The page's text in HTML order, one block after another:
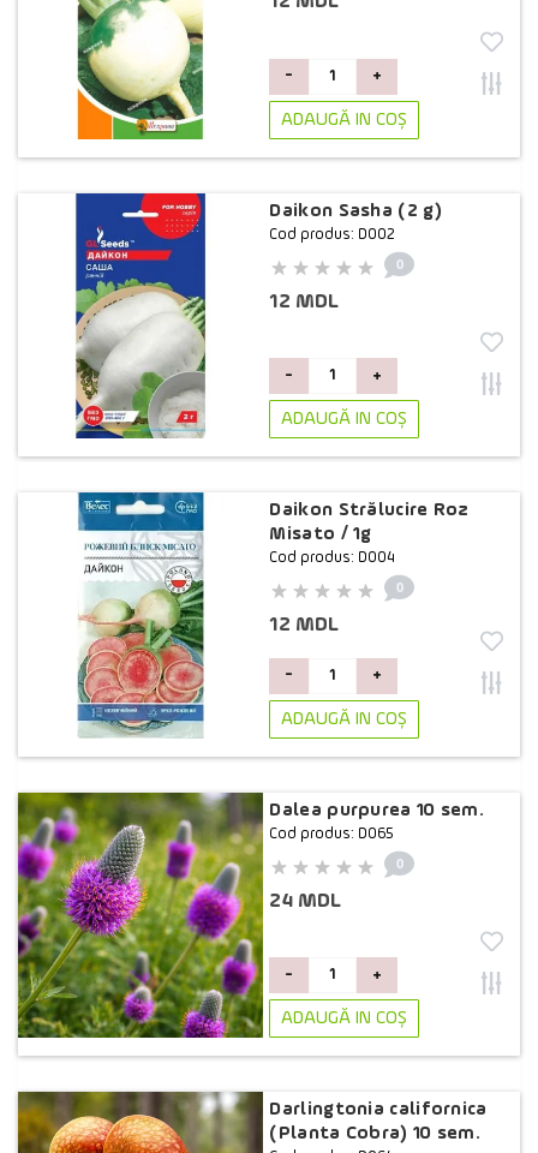
- +
ADAUGĂ IN COŞ
Daikon Sasha (2 g)
Cod produs: D002
0
12 MDL
- +
ADAUGĂ IN COŞ
Daikon Strălucire Roz
Misato / 1g
Cod produs: D004
0
12 MDL
- +
ADAUGĂ IN COŞ
Dalea purpurea 10 sem.
Cod produs: D065
0
24 MDL
- +
ADAUGĂ IN COŞ
Darlingtonia californica
(Planta Cobra) 10 sem.